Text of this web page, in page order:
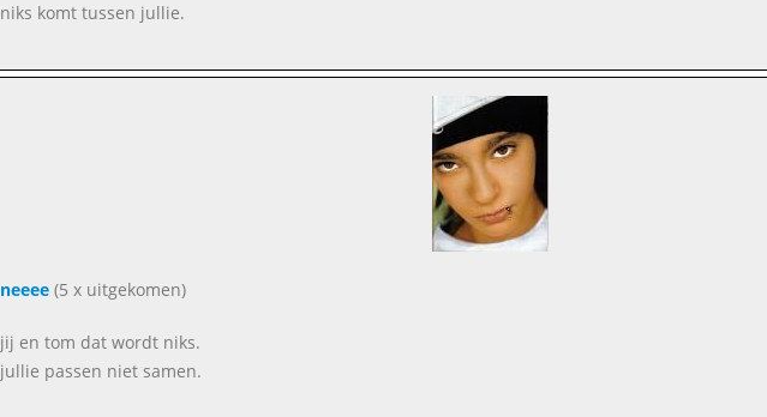
niks komt tussen jullie.
neeee(5 x uitgekomen)
jij en tom dat wordt niks.
jullie passen niet samen.